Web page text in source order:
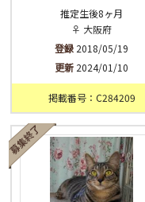
推定生後8ヶ月
♀ 大阪府
登録 2018/05/19
更新 2024/01/10
掲載番号：C284209